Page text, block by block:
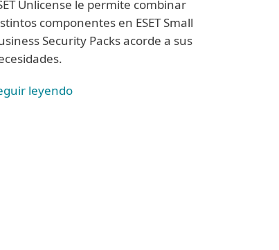
Unlicense le permite combinar
componentes en ESET Small
Security Packs acorde a sus
leyendo